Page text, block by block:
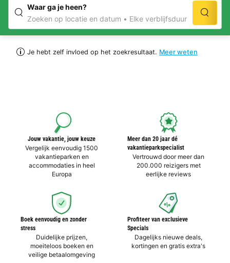
Waar ga je heen?
Zoeken op locatie en datum
Elke verblijfsduur
Je hebt zelf invloed op het zoekresultaat. Meer weten
Jouw vakantie, jouw keuze
Vergelijk eenvoudig 1500
vakantieparken en
accommodaties in heel
Europa
Meer dan 20 jaar dé
vakantieparkspecialist
Vertrouwd door meer dan
200.000 reizigers met
eerlijke reviews
Boek eenvoudig en zonder
stress
Duidelijke prijzen,
moeiteloos boeken en
veilige betaalomgeving
Profiteer van exclusieve
Specials
Dagelijks nieuwe deals,
kortingen en gratis extra's